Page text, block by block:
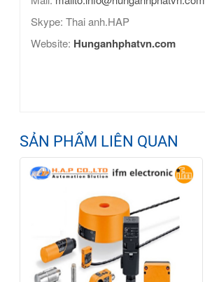
Skype: Thai anh.HAP
Website: Hunganhphatvn.com
SẢN PHẨM LIÊN QUAN